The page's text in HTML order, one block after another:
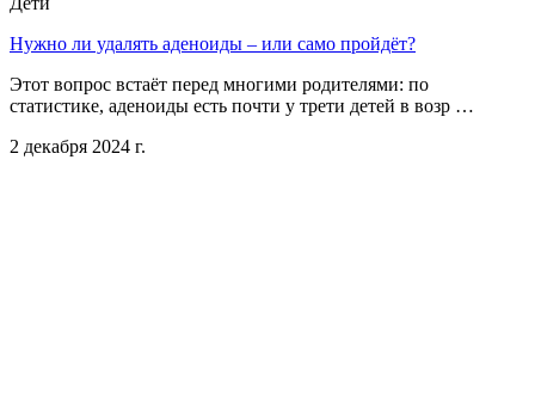
Нужно ли удалять аденоиды – или само пройдёт?
Этот вопрос встаёт перед многими родителями: по
статистике, аденоиды есть почти у трети детей в возр …
2 декабря 2024 г.